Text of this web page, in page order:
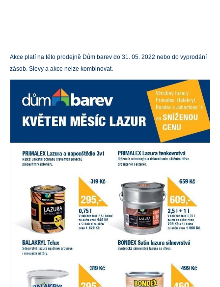
Akce platí na této prodejně Dům barev do 31. 05. 2022 nebo do vyprodání
zásob. Slevy a akce nelze kombinovat.